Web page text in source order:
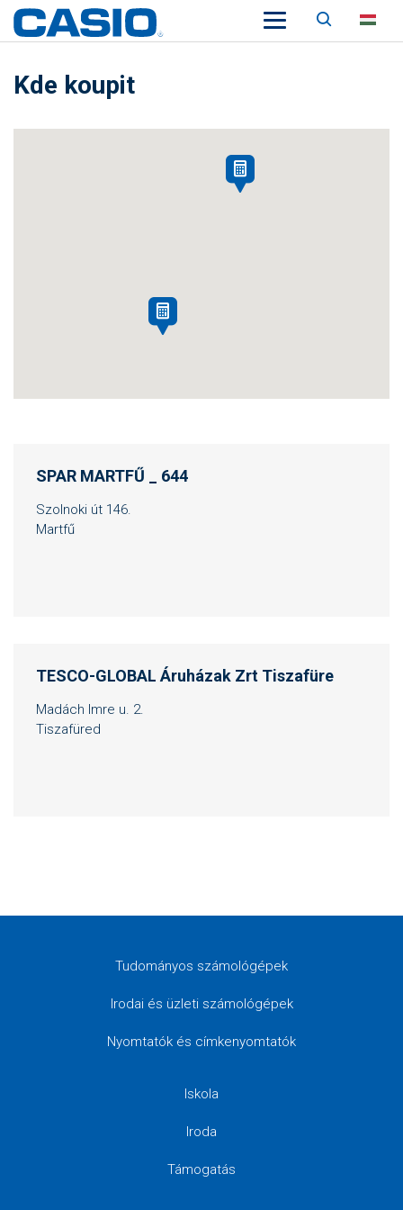
Keresés
Kde koupit
SPAR MARTFŰ _ 644
Szolnoki út 146.
Martfű
TESCO-GLOBAL Áruházak Zrt Tiszafüre
Madách Imre u. 2.
Tiszafüred
Tudományos számológépek
Irodai és üzleti számológépek
Nyomtatók és címkenyomtatók
Iskola
Iroda
Támogatás